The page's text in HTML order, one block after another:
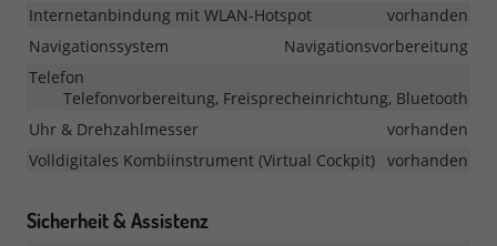
Internetanbindung mit WLAN-Hotspot
vorhanden
Navigationssystem
Navigationsvorbereitung
Telefon
Telefonvorbereitung, Freisprecheinrichtung, Bluetooth
Uhr & Drehzahlmesser
vorhanden
Volldigitales Kombiinstrument (Virtual Cockpit) vorhanden
Sicherheit & Assistenz